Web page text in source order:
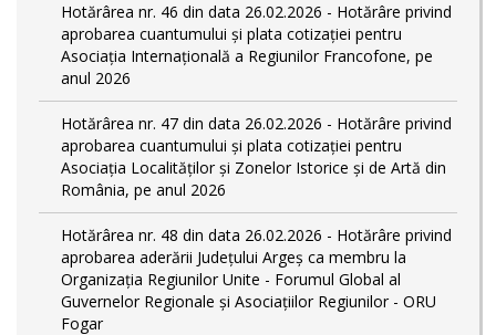
Hotărârea nr. 46 din data 26.02.2026 - Hotărâre privind
aprobarea cuantumului și plata cotizației pentru
Asociația Internațională a Regiunilor Francofone, pe
anul 2026
Hotărârea nr. 47 din data 26.02.2026 - Hotărâre privind
aprobarea cuantumului și plata cotizației pentru
Asociația Localităților și Zonelor Istorice și de Artă din
România, pe anul 2026
Hotărârea nr. 48 din data 26.02.2026 - Hotărâre privind
aprobarea aderării Județului Argeș ca membru la
Organizația Regiunilor Unite - Forumul Global al
Guvernelor Regionale și Asociațiilor Regiunilor - ORU
Fogar